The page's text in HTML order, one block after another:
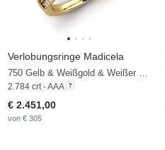
Verlobungsringe Madicela
2.784 crt - AAA
€ 2.451,00
von € 305